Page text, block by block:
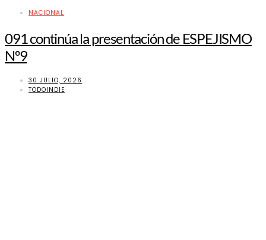
NACIONAL
091 continúa la presentación de ESPEJISMO
Nº9
30 JULIO, 2026
TODOINDIE